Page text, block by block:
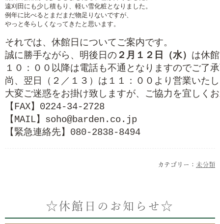
遠刈田にも少し積もり、軽い雪化粧となりました。
例年に比べるとまだまだ物足りないですが、
やっと冬らしくなってきたと思います。
それでは、休館日についてご案内です。
誠に勝手ながら、明後日の２月１２日（水） は休
１０：００以降は電話も不通となりますのでご了
尚、翌日（２／１３）は１１：００より営業いた
【FAX】0224-34-2728
【MAIL】soho@barden.co.jp
【緊急連絡先】080-2838-8494
カテゴリー： 未分類
☆休館日のお知らせ☆